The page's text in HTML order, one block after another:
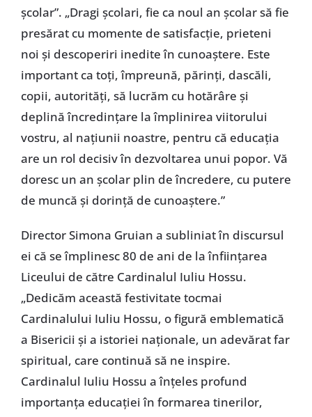
școlar”. „Dragi școlari, fie ca noul an școlar să fie
presărat cu momente de satisfacție, prieteni
noi și descoperiri inedite în cunoaștere. Este
important ca toți, împreună, părinți, dascăli,
copii, autorități, să lucrăm cu hotărâre și
deplină încredințare la împlinirea viitorului
vostru, al națiunii noastre, pentru că educația
are un rol decisiv în dezvoltarea unui popor. Vă
doresc un an școlar plin de încredere, cu putere
de muncă și dorință de cunoaștere.”
Director Simona Gruian a subliniat în discursul
ei că se împlinesc 80 de ani de la înființarea
Liceului de către Cardinalul Iuliu Hossu.
„Dedicăm această festivitate tocmai
Cardinalului Iuliu Hossu, o figură emblematică
a Bisericii și a istoriei naționale, un adevărat far
spiritual, care continuă să ne inspire.
Cardinalul Iuliu Hossu a înțeles profund
importanța educației în formarea tinerilor,